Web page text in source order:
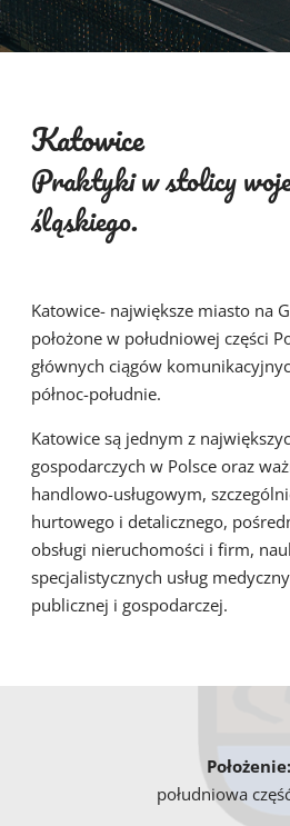
Katowice
Praktyki w stolicy
śląskiego.
Katowice- największe miasto na
położone w południowej części
głównych ciągów
północ-południe.
Katowice są jednym z
gospodarczych w Polsce oraz
handlowo-usługowym,
hurtowego i detalicznego,
obsługi nieruchomości i firm,
specjalistycznych usług
publicznej i gospodarczej.
Położenie:
południowa